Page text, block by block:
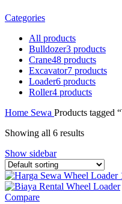
Categories
All products
Bulldozer3 products
Crane48 products
Excavator7 products
Loader6 products
Roller4 products
Home Sewa Products tagged
Showing all 6 results
Show sidebar
Compare